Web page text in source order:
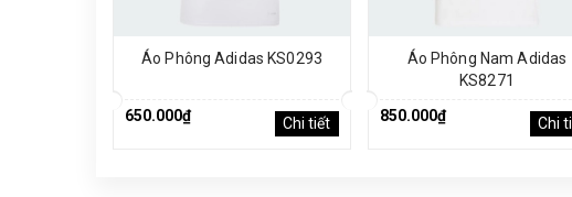
Áo Phông Adidas KS0293
650.000₫ Chi tiết
Áo Phông Nam Adidas
KS8271
850.000₫
Chi